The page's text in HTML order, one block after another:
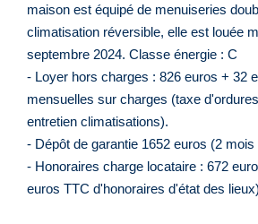
maison est équipé de menuiseries
climatisation réversible, elle est louée
septembre 2024. Classe énergie : C
- Loyer hors charges : 826 euros + 32
mensuelles sur charges (taxe
entretien climatisations).
- Dépôt de garantie 1652 euros (2
- Honoraires charge locataire : 672
euros TTC d'honoraires d'état des lieux)